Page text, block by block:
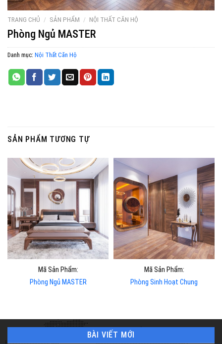
TRANG CHỦ / SẢN PHẨM / NỘI THẤT CĂN HỘ
Phòng Ngủ MASTER
Danh mục: Nội Thất Căn Hộ
SẢN PHẨM TƯƠNG TỰ
Mã Sản Phẩm:
Phòng Ngủ MASTER
Mã Sản Phẩm:
Phòng Sinh Hoạt Chung
BÀI VIẾT MỚI